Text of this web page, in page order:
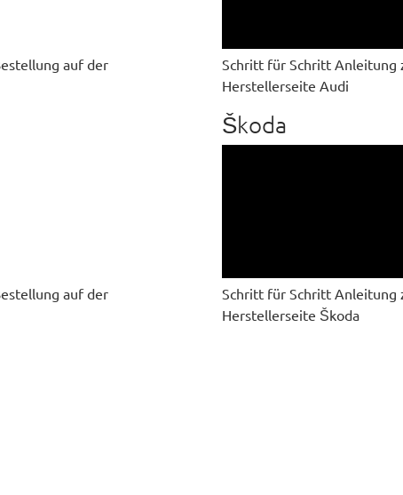
auf der
Schritt für Schritt Anleitung
Herstellerseite Audi
auf der
Škoda
Schritt für Schritt Anleitung
Herstellerseite Škoda